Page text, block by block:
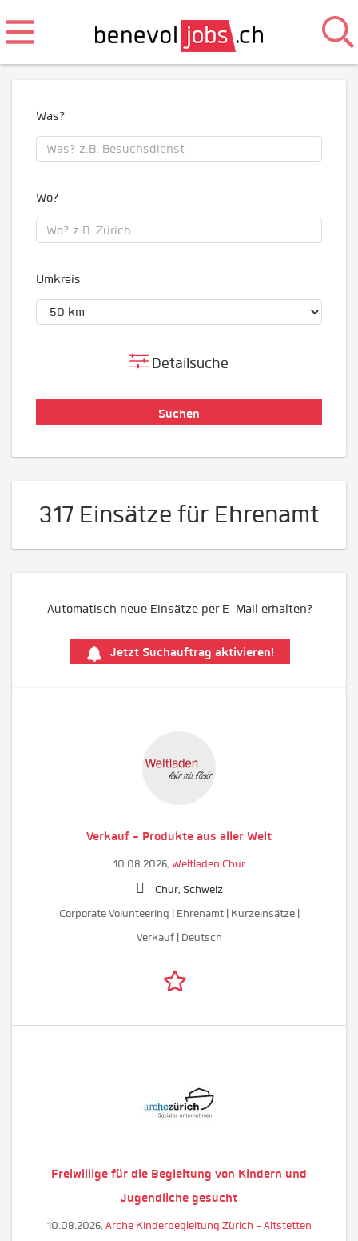
Was?
Wo?
Umkreis
Detailsuche
317 Einsätze für Ehrenamt
Automatisch neue Einsätze per E-Mail erhalten?
Jetzt Suchauftrag aktivieren!
Verkauf - Produkte aus aller Welt
10.08.2026, Weltladen Chur
Chur, Schweiz
Corporate Volunteering | Ehrenamt | Kurzeinsätze |
Verkauf | Deutsch
Freiwillige für die Begleitung von Kindern und
Jugendliche gesucht
10.08.2026, Arche Kinderbegleitung Zürich - Altstetten